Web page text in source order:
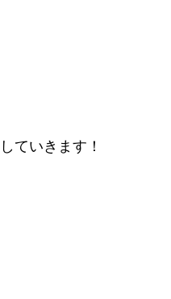
ていきます！